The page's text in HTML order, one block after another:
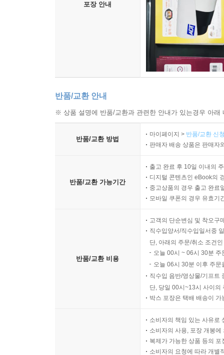
포장 안내
반품/교환 안내
※ 상품 설명에 반품/교환과 관련한 안내가 있는경우 아
반품/교환 방법
마이페이지 > 반품/교환 신
판매자 배송 상품은 판매자
반품/교환 가능기간
출고 완료 후 10일 이내의
디지털 콘텐츠인 eBook의
중고상품의 경우 출고 완료
모바일 쿠폰의 경우 유효기
반품/교환 비용
고객의 단순변심 및 착오구
직수입양서/직수입일서중
단, 아래의 주문/취소 조건
오늘 00시 ~ 06시 30분
오늘 06시 30분 이후 주
직수입 음반/영상물/기프트
단, 당일 00시~13시 사이의
박스 포장은 택배 배송이
소비자의 책임 있는 사유로
소비자의 사용, 포장 개봉
복제가 가능한 상품 등의
소비자의 요청에 따라 개별